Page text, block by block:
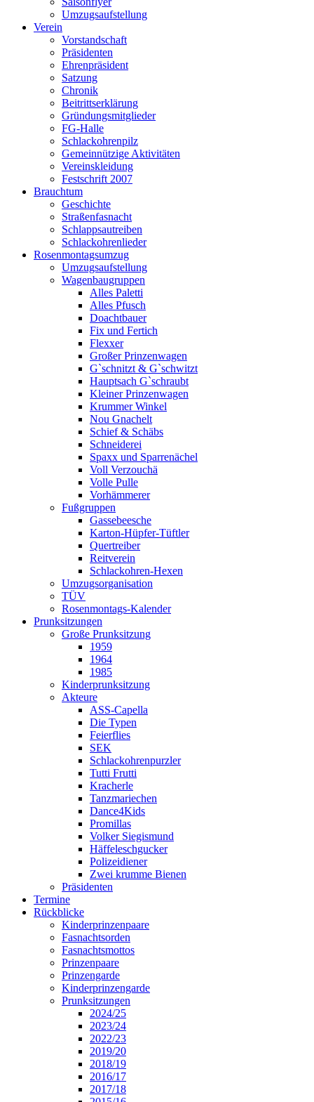
Umzugsaufstellung
Verein
Vorstandschaft
Präsidenten
Ehrenpräsident
Satzung
Chronik
Beitrittserklärung
Gründungsmitglieder
FG-Halle
Schlackohrenpilz
Gemeinnützige Aktivitäten
Vereinskleidung
Festschrift 2007
Brauchtum
Geschichte
Straßenfasnacht
Schlappsautreiben
Schlackohrenlieder
Rosenmontagsumzug
Umzugsaufstellung
Wagenbaugruppen
Alles Paletti
Alles Pfusch
Doachtbauer
Fix und Fertich
Flexxer
Großer Prinzenwagen
Gˋschnitzt & Gˋschwitzt
Hauptsach G`schraubt
Kleiner Prinzenwagen
Krummer Winkel
Nou Gnachelt
Schief & Schäbs
Schneiderei
Spaxx und Sparrenächel
Voll Verzouchä
Volle Pulle
Vorhämmerer
Fußgruppen
Gassebeesche
Karton-Hüpfer-Tüftler
Quertreiber
Reitverein
Schlackohren-Hexen
Umzugsorganisation
TÜV
Rosenmontags-Kalender
Prunksitzungen
Große Prunksitzung
1959
1964
1985
Kinderprunksitzung
Akteure
ASS-Capella
Die Typen
Feierflies
SEK
Schlackohrenpurzler
Tutti Frutti
Kracherle
Tanzmariechen
Dance4Kids
Promillas
Volker Siegismund
Häffeleschgucker
Polizeidiener
Zwei krumme Bienen
Präsidenten
Termine
Rückblicke
Kinderprinzenpaare
Fasnachtsorden
Fasnachtsmottos
Prinzenpaare
Prinzengarde
Kinderprinzengarde
Prunksitzungen
2024/25
2023/24
2022/23
2019/20
2018/19
2016/17
2017/18